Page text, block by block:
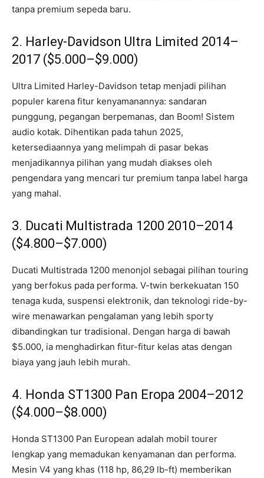
tanpa premium sepeda baru.
2. Harley-Davidson Ultra Limited 2014–
2017 ($5.000–$9.000)
Ultra Limited Harley-Davidson tetap menjadi pilihan
populer karena fitur kenyamanannya: sandaran
punggung, pegangan berpemanas, dan Boom! Sistem
audio kotak. Dihentikan pada tahun 2025,
ketersediaannya yang melimpah di pasar bekas
menjadikannya pilihan yang mudah diakses oleh
pengendara yang mencari tur premium tanpa label harga
yang mahal.
3. Ducati Multistrada 1200 2010–2014
($4.800–$7.000)
Ducati Multistrada 1200 menonjol sebagai pilihan touring
yang berfokus pada performa. V-twin berkekuatan 150
tenaga kuda, suspensi elektronik, dan teknologi ride-by-
wire menawarkan pengalaman yang lebih sporty
dibandingkan tur tradisional. Dengan harga di bawah
$5.000, ia menghadirkan fitur-fitur kelas atas dengan
biaya yang jauh lebih murah.
4. Honda ST1300 Pan Eropa 2004–2012
($4.000–$8.000)
Honda ST1300 Pan European adalah mobil tourer
lengkap yang memadukan kenyamanan dan performa.
Mesin V4 yang khas (118 hp, 86,29 lb-ft) memberikan